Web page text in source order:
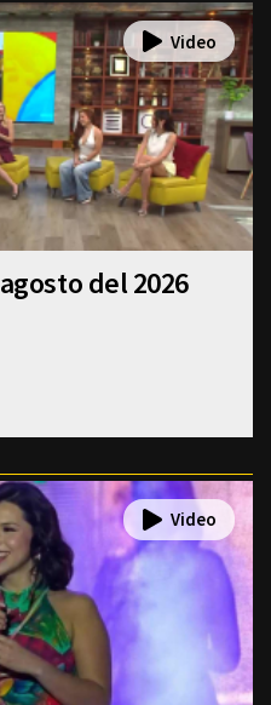
del 2026